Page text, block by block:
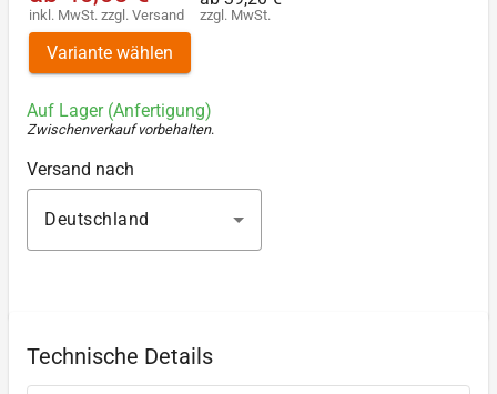
inkl. MwSt. zzgl. Versand zzgl. MwSt.
Variante wählen
Auf Lager (Anfertigung)
Zwischenverkauf vorbehalten.
Versand nach
Deutschland
Technische Details